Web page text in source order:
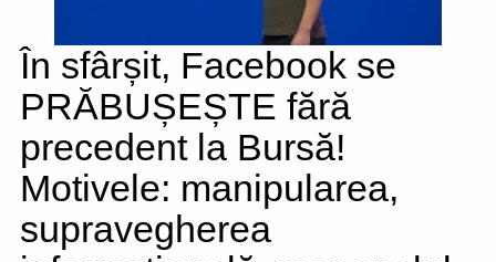
În sfârșit, Facebook se
PRĂBUȘEȘTE fără
precedent la Bursă!
Motivele: manipularea,
supravegherea